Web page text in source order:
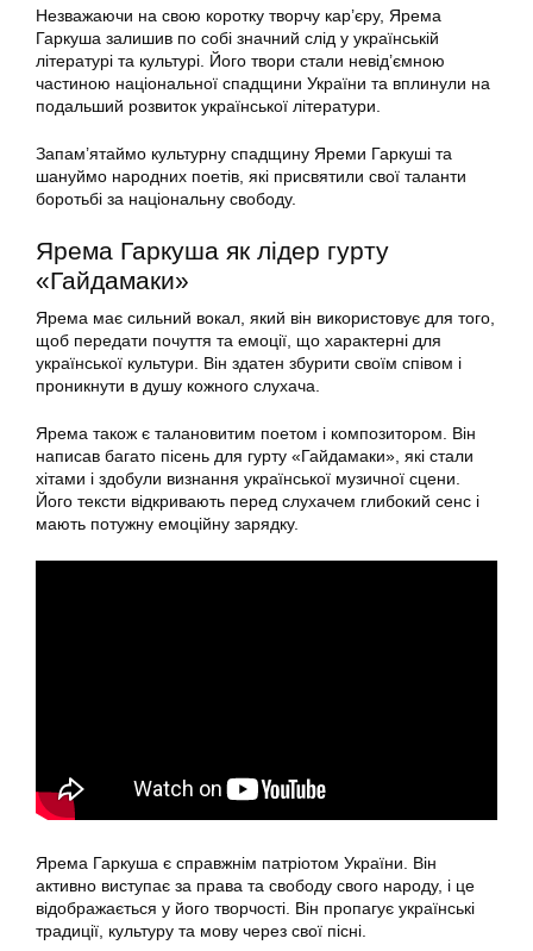
Незважаючи на свою коротку творчу кар’єру, Ярема
Гаркуша залишив по собі значний слід у українській
літературі та культурі. Його твори стали невід’ємною
частиною національної спадщини України та вплинули на
подальший розвиток української літератури.
Запам’ятаймо культурну спадщину Яреми Гаркуші та
шануймо народних поетів, які присвятили свої таланти
боротьбі за національну свободу.
Ярема Гаркуша як лідер гурту
«Гайдамаки»
Ярема має сильний вокал, який він використовує для того,
щоб передати почуття та емоції, що характерні для
української культури. Він здатен збурити своїм співом і
проникнути в душу кожного слухача.
Ярема також є талановитим поетом і композитором. Він
написав багато пісень для гурту «Гайдамаки», які стали
хітами і здобули визнання української музичної сцени.
Його тексти відкривають перед слухачем глибокий сенс і
мають потужну емоційну зарядку.
Ярема Гаркуша є справжнім патріотом України. Він
активно виступає за права та свободу свого народу, і це
відображається у його творчості. Він пропагує українські
традиції, культуру та мову через свої пісні.